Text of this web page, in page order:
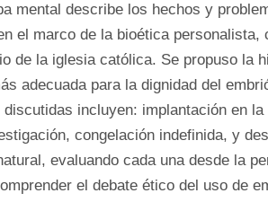
mental describe los hechos y
el marco de la bioética personalista,
de la iglesia católica. Se propuso la
adecuada para la dignidad del
incluyen: implantación en la
congelación indefinida, y
evaluando cada una desde la
el debate ético del uso de